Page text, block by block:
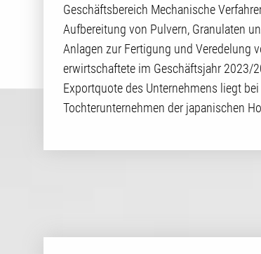
Geschäftsbereich Mechanische
Aufbereitung von Pulvern, Granulaten
Anlagen zur Fertigung und Veredelung
erwirtschaftete im Geschäftsjahr 2023/
Exportquote des Unternehmens liegt
Tochterunternehmen der japanischen